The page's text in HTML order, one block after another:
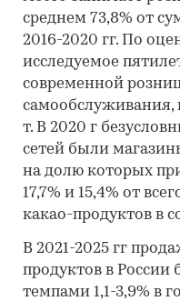
среднем 73,8% от
2016-2020 гг. По
исследуемое
современной
самообслуживания,
т. В 2020 г
сетей были
на долю которых
17,7% и 15,4% от
какао-продуктов в
В 2021-2025 гг
продуктов в России
темпами 1,1-3,9% в